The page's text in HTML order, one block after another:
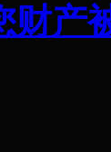
财产